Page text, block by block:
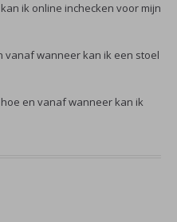
ik online inchecken voor mijn
vanaf wanneer kan ik een stoel
en vanaf wanneer kan ik